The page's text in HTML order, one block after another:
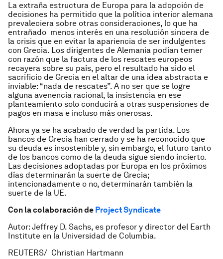
La extraña estructura de Europa para la adopción de
decisiones ha permitido que la política interior alemana
prevaleciera sobre otras consideraciones, lo que ha
entrañado menos interés en una resolución sincera de
la crisis que en evitar la apariencia de ser indulgentes
con Grecia. Los dirigentes de Alemania podían temer
con razón que la factura de los rescates europeos
recayera sobre su país, pero el resultado ha sido el
sacrificio de Grecia en el altar de una idea abstracta e
inviable: “nada de rescates”. A no ser que se logre
alguna avenencia racional, la insistencia en ese
planteamiento solo conducirá a otras suspensiones de
pagos en masa e incluso más onerosas.
Ahora ya se ha acabado de verdad la partida. Los
bancos de Grecia han cerrado y se ha reconocido que
su deuda es insostenible y, sin embargo, el futuro tanto
de los bancos como de la deuda sigue siendo incierto.
Las decisiones adoptadas por Europa en los próximos
días determinarán la suerte de Grecia;
intencionadamente o no, determinarán también la
suerte de la UE.
Con la colaboración de Project Syndicate
Autor: Jeffrey D. Sachs, es profesor y director del Earth
Institute en la Universidad de Columbia.
REUTERS/ Christian Hartmann